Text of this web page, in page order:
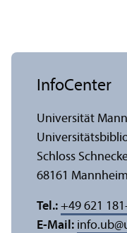
InfoCenter
Universität
Schloss
68161 Mannheim
Tel.: +49 621
E-Mail: info.ub@